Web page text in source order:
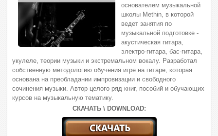
основателем музыкальной
школы Methin, в которой
ведет занятия по
музыкальной подготовке -
акустическая гитара,
электро-гитара, бас-гитара,
укулеле, теории музыки и экстремальном вокалу. Разработал
собственную методологию обучения игре на гитаре, которая
основана на преобладании импровизации и свободного
сочинения музыки. Автор целого ряд книг, пособий и обучающих
курсов на музыкальную тематику.
СКАЧАТЬ \ DOWNLOAD: